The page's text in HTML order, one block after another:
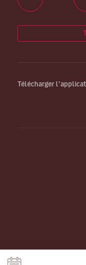
Télécharger